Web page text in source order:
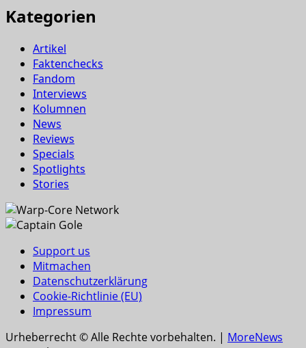
Kategorien
Artikel
Faktenchecks
Fandom
Interviews
Kolumnen
News
Reviews
Specials
Spotlights
Stories
Support us
Mitmachen
Datenschutzerklärung
Cookie-Richtlinie (EU)
Impressum
Urheberrecht © Alle Rechte vorbehalten. | MoreNews